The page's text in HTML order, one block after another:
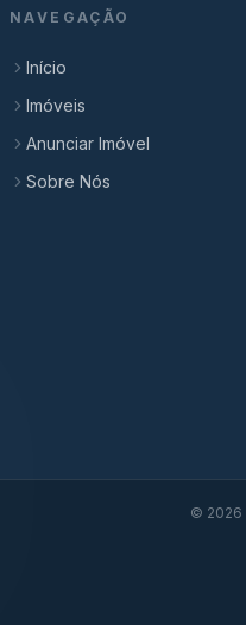
NAVEGAÇÃO
Início
Imóveis
Anunciar Imóvel
Sobre Nós
© 2026